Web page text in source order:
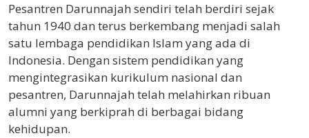
Pesantren Darunnajah sendiri telah berdiri sejak
tahun 1940 dan terus berkembang menjadi salah
satu lembaga pendidikan Islam yang ada di
Indonesia. Dengan sistem pendidikan yang
mengintegrasikan kurikulum nasional dan
pesantren, Darunnajah telah melahirkan ribuan
alumni yang berkiprah di berbagai bidang
kehidupan.